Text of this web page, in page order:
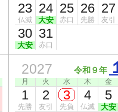
23
仏滅
24
大安
25
赤口
26
先勝
27
友引
30
大安
31
赤口
2027 令和９年
月 火 水 木 金
1
先勝
2
友引
3
先負
4
仏滅
5
大安